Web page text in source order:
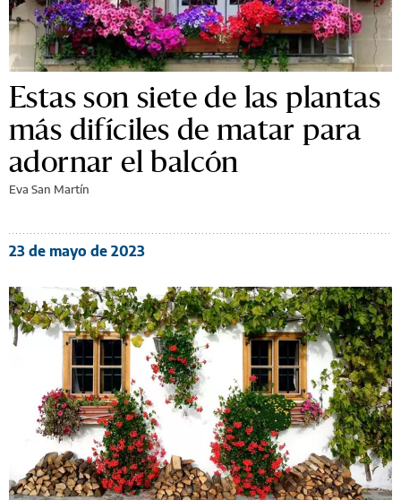
Estas son siete de las plantas
más difíciles de matar para
adornar el balcón
Eva San Martín
23 de mayo de 2023